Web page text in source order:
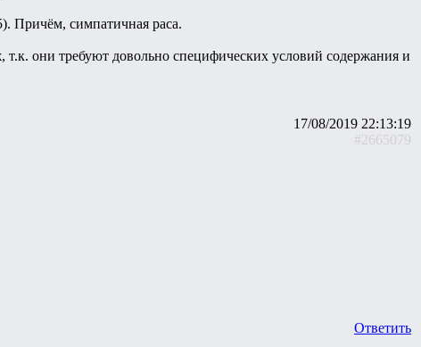
Причём, симпатичная раса.
, т.к. они требуют довольно специфических условий содержания и
17/08/2019 22:13:19
#2665079
Ответить